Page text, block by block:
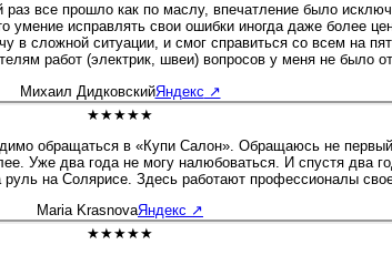
все прошло как по маслу, впечатление было
умение исправлять свои ошибки иногда даже более
в сложной ситуации, и смог справиться со всем на
работ (электрик, швеи) вопросов у меня не было
Михаил ДидковскийЯндекс ↗
★★★★★
обращаться в «Купи Салон». Обращаюсь не
Уже два года не могу налюбоваться. И спустя два
на Солярисе. Здесь работают профессионалы
Maria KrasnovaЯндекс ↗
★★★★★